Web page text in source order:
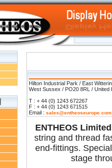
Hilton Industrial Park / East
West Sussex / PO20 8RL / United
T : + 44 (0) 1243 672267
F : + 44 (0) 1243 671515
Email : sales@entheoseurope.com
ENTHEOS Limited
string and thread
end-fittings.
stage